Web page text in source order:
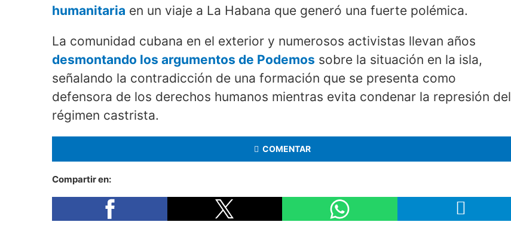
humanitaria en un viaje a La Habana que generó una fuerte polémica.
La comunidad cubana en el exterior y numerosos activistas llevan años
desmontando los argumentos de Podemos sobre la situación en la isla,
señalando la contradicción de una formación que se presenta como
defensora de los derechos humanos mientras evita condenar la represión del
régimen castrista.
COMENTAR
Compartir en: